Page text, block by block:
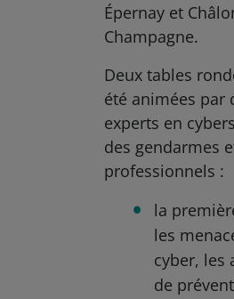
Épernay et
Champagne.
Deux tables
été animées par
experts en
des gendarmes
professionnels :
la
les
cyber, les
de